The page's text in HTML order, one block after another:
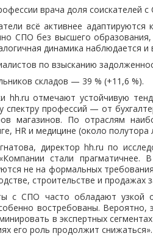
врача доля соискателей
всё активнее
СПО без высшего
динамика наблюдается и
по взысканию
складов — 39 % (+11,6 %).
hh.ru отмечают устойчивую
спектру профессий — от
магазинов. По отраслям
HR и медицине (около полутора
директор hh.ru по
стали прагматичнее.
не на формальных
строительстве и продажах
с СПО часто обладают узкой
востребованы. Вероятно,
в экспертных
его роль продолжит снижаться».